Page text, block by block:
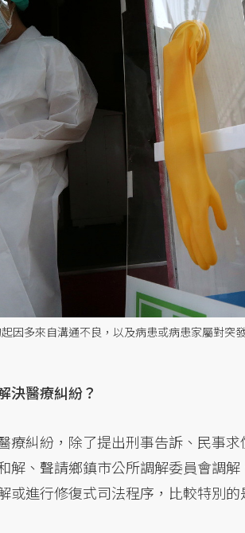
因多來自溝通不良，以及病患或病患家屬對突
決醫療糾紛？
療糾紛，除了提出刑事告訴、民事
解、聲請鄉鎮市公所調解委員會調
或進行修復式司法程序，比較特別